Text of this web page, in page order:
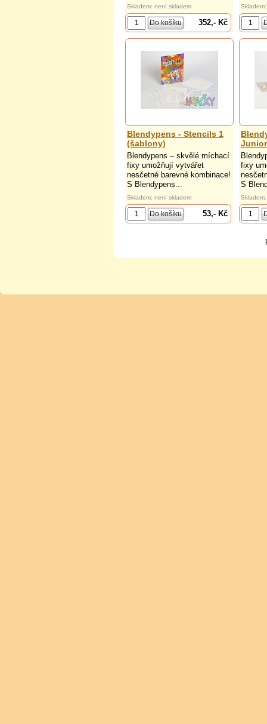
Skladem: není skladem
352,- Kč
Blendypens - Stencils 1
(šablony)
Blendypens – skvělé míchací
fixy umožňují vytvářet
nesčetné barevné kombinace!
S Blendypens...
Skladem: není skladem
53,- Kč
fixy
S